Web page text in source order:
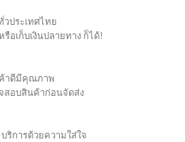
วประเทศไทย
รือเก็บเงินปลายทาง ก็ได้!
าดีมีคุณภาพ
สอบสินค้าก่อนจัดส่ง
ริการด้วยความใส่ใจ